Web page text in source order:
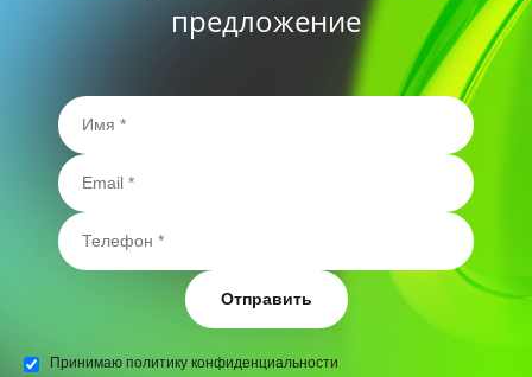
предложение
Отправить
Принимаю политику конфиденциальности